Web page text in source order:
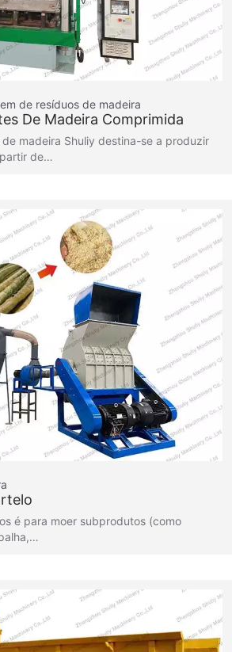
de resíduos de madeira
De Madeira Comprimida
madeira Shuliy destina-se a produzir
de…
é para moer subprodutos (como